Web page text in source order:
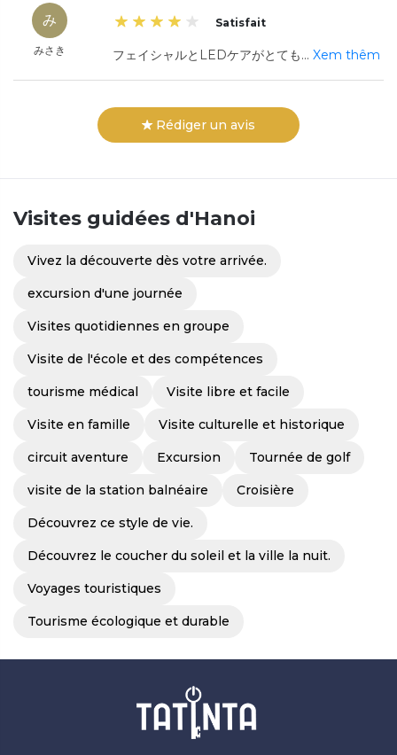
み
みさき
Satisfait
フェイシャルとLEDケアがとても... Xem thêm
Rédiger un avis
Visites guidées d'Hanoi
Vivez la découverte dès votre arrivée.
excursion d'une journée
Visites quotidiennes en groupe
Visite de l'école et des compétences
tourisme médical Visite libre et facile
Visite en famille Visite culturelle et historique
circuit aventure Excursion Tournée de golf
visite de la station balnéaire Croisière
Découvrez ce style de vie.
Découvrez le coucher du soleil et la ville la nuit.
Voyages touristiques
Tourisme écologique et durable